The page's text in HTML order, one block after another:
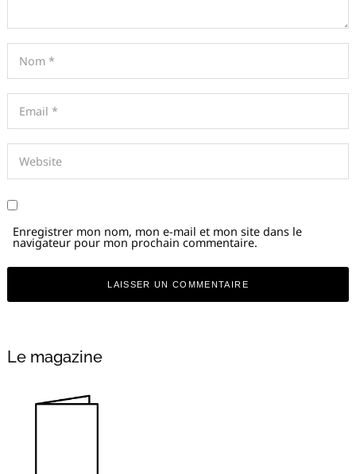
Enregistrer mon nom, mon e-mail et mon site dans le
navigateur pour mon prochain commentaire.
Le magazine